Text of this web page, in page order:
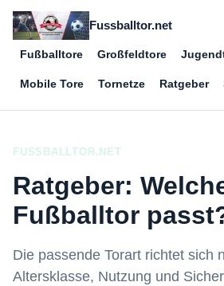
Fussballtor.net
Fußballtore Großfeldtore
Mobile Tore Tornetze Ratgeber
FUSSBALLTOR.NET
Ratgeber:
Fußballtor
Die passende Torart richtet sich
Altersklasse, Nutzung und